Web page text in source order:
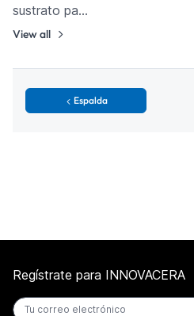
sustrato pa…
View all
Espalda
Regístrate para INNOVACERA